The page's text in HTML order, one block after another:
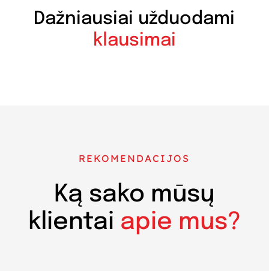
Dažniausiai užduodami
klausimai
REKOMENDACIJOS
Ką sako mūsų
klientai apie mus?